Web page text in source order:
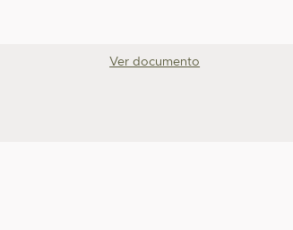
Ver documento